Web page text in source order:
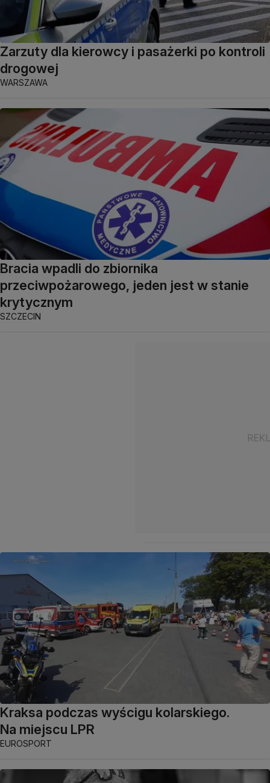
Zarzuty dla kierowcy i pasażerki po kontroli
drogowej
WARSZAWA
Bracia wpadli do zbiornika
przeciwpożarowego, jeden jest w stanie
krytycznym
SZCZECIN
Kraksa podczas wyścigu kolarskiego.
Na miejscu LPR
EUROSPORT